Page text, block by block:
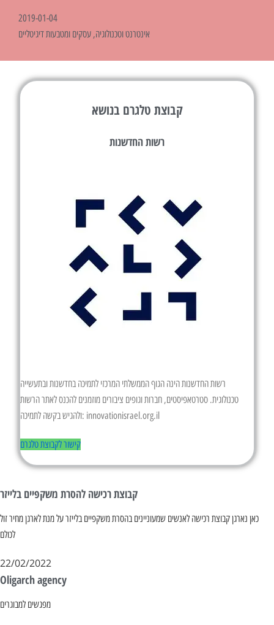
2019-01-04
אינטרנט וטכנולוגיה, עסקים ומטבעות דיגיטליים
קבוצת טלגרם בנושא
רשות החדשנות
רשות החדשנות הינה הגוף הממשלתי המרכזי לתמיכה בחדשנות ובתעשייה
טכנולוגית. סטרטאפיסטים, חברות וגופים ציבורים מוזמנים להכנס לאתר הרשות
ולהגיש בקשה לתמיכה: innovationisrael.org.il
קישור לקבוצת טלגרם
קבוצת רכישה להסרת משקפיים בלייזר
כאן נארגן קבוצת רכישה לאנשים שמעוניינים בהסרת משקפיים בלייזר על מנת לארגן מחיר זול
לכולם
22/02/2022
Oligarch agency
מפגשים למבוגרים